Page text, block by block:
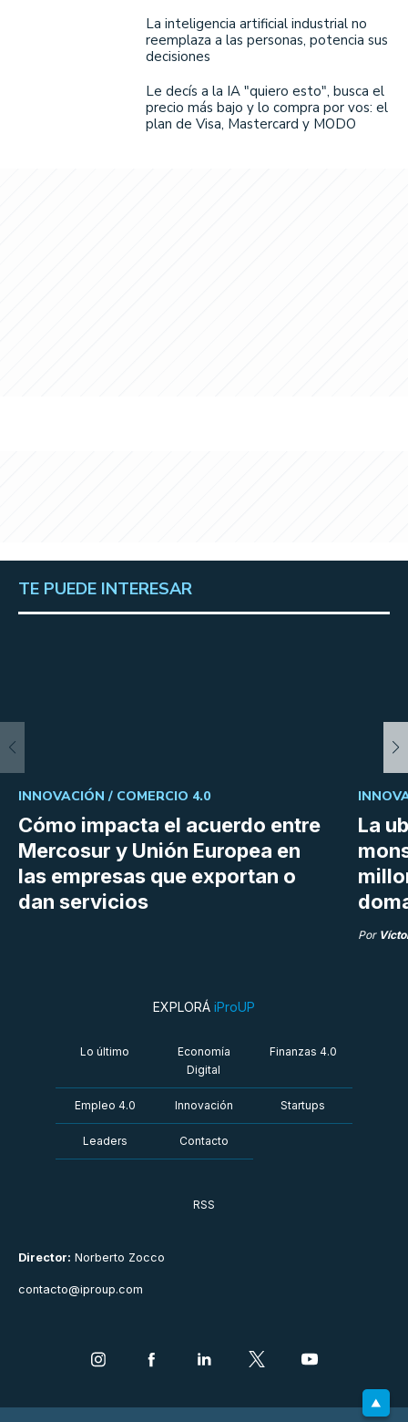
La inteligencia artificial industrial no
reemplaza a las personas, potencia sus
decisiones
Le decís a la IA "quiero esto", busca el
precio más bajo y lo compra por vos: el
plan de Visa, Mastercard y MODO
TE PUEDE INTERESAR
Cómo impacta el acuerdo entre
Mercosur y Unión Europea en
las empresas que exportan o
dan servicios
INNOVACIÓN / COMERCIO 4.0
La
Por
Director: Norberto Zocco
contacto@iproup.com
EXPLORÁ iProUP
Lo último
Economía
Digital
Finanzas 4.0
Empleo 4.0 Innovación Startups
Leaders Contacto
RSS